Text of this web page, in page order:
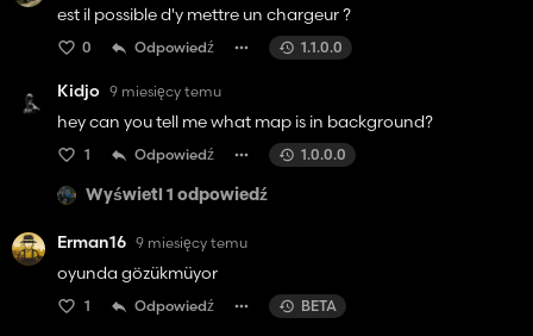
est il possible d'y mettre un chargeur ?
0 Odpowiedź 1.1.0.0
Kidjo 9 miesięcy temu
hey can you tell me what map is in background?
1 Odpowiedź 1.0.0.0
Wyświetl 1 odpowiedź
Erman16 9 miesięcy temu
oyunda gözükmüyor
1 Odpowiedź BETA